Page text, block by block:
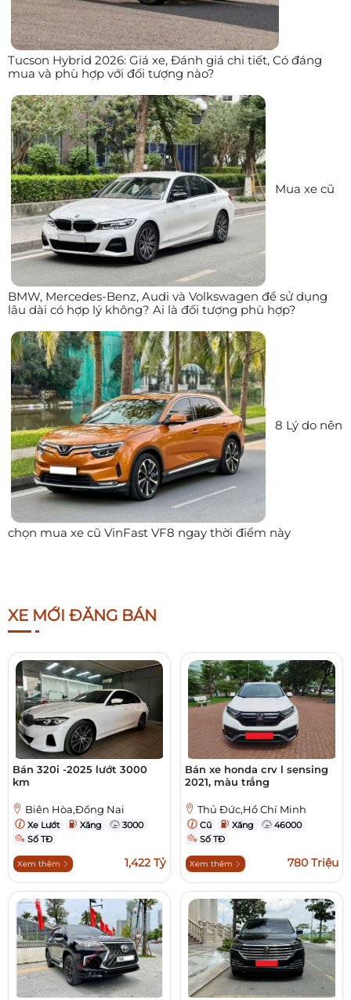
Tucson Hybrid 2026: Giá xe, Đánh giá chi tiết, Có đáng
mua và phù hợp với đối tượng nào?
Mua xe cũ
BMW, Mercedes-Benz, Audi và Volkswagen để sử dụng
lâu dài có hợp lý không? Ai là đối tượng phù hợp?
8 Lý do nên
chọn mua xe cũ VinFast VF8 ngay thời điểm này
XE MỚI ĐĂNG BÁN
Bán 320i -2025 lướt 3000
km
Biên Hòa,Đồng Nai
Xe Lướt Xăng
3000
Số TĐ
Xem thêm 1,422 Tỷ
Bán xe honda crv l sensing
2021, màu trắng
Thủ Đức,Hồ Chí Minh
Cũ Xăng
46000
Số TĐ
Xem thêm 780 Triệu